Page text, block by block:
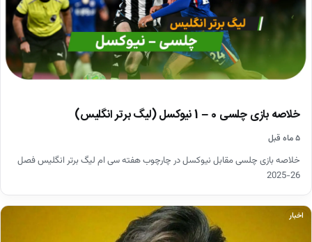
خلاصه بازی چلسی 0 – 1 نیوکسل (لیگ برتر انگلیس)
۵ ماه قبل
خلاصه بازی چلسی مقابل نیوکسل در چارچوب هفته سی ام لیگ برتر انگلیس فصل
26-2025
اخبار